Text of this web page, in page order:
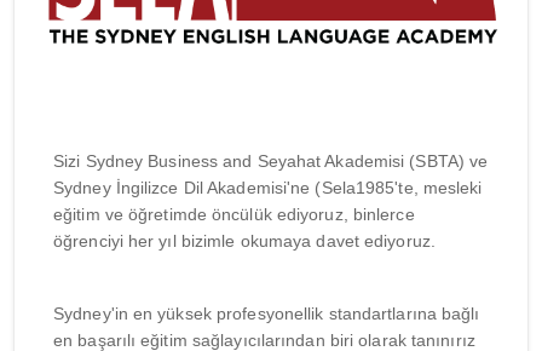
Sizi Sydney Business and Seyahat Akademisi (SBTA) ve
Sydney İngilizce Dil Akademisi'ne (Sela1985'te, mesleki
eğitim ve öğretimde öncülük ediyoruz, binlerce
öğrenciyi her yıl bizimle okumaya davet ediyoruz.
Sydney'in en yüksek profesyonellik standartlarına bağlı
en başarılı eğitim sağlayıcılarından biri olarak tanınırız